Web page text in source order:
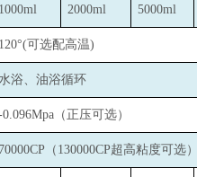
1000ml 2000ml 5000ml
120°(可选配高温)
浴、油浴循环
0.096Mpa （正压可选）
70000CP （130000CP超高粘度可选）